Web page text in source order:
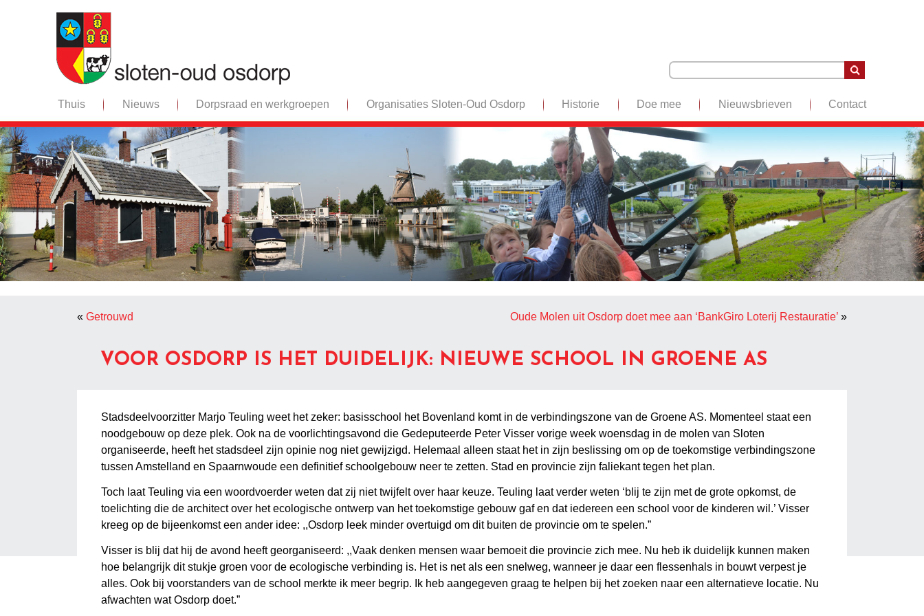
Thuis Nieuws Dorpsraad en werkgroepen Organisaties Sloten-Oud Osdorp Historie Doe mee Nieuwsbrieven Contact
« Getrouwd Oude Molen uit Osdorp doet mee aan ‘BankGiro Loterij Restauratie’ »
VOOR OSDORP IS HET DUIDELIJK: NIEUWE SCHOOL IN GROENE AS
Stadsdeelvoorzitter Marjo Teuling weet het zeker: basisschool het Bovenland komt in de verbindingszone van de Groene AS. Momenteel staat een
noodgebouw op deze plek. Ook na de voorlichtingsavond die Gedeputeerde Peter Visser vorige week woensdag in de molen van Sloten
organiseerde, heeft het stadsdeel zijn opinie nog niet gewijzigd. Helemaal alleen staat het in zijn beslissing om op de toekomstige verbindingszone
tussen Amstelland en Spaarnwoude een definitief schoolgebouw neer te zetten. Stad en provincie zijn faliekant tegen het plan.
Toch laat Teuling via een woordvoerder weten dat zij niet twijfelt over haar keuze. Teuling laat verder weten ‘blij te zijn met de grote opkomst, de
toelichting die de architect over het ecologische ontwerp van het toekomstige gebouw gaf en dat iedereen een school voor de kinderen wil.’ Visser
kreeg op de bijeenkomst een ander idee: ,,Osdorp leek minder overtuigd om dit buiten de provincie om te spelen.”
Visser is blij dat hij de avond heeft georganiseerd: ,,Vaak denken mensen waar bemoeit die provincie zich mee. Nu heb ik duidelijk kunnen maken
hoe belangrijk dit stukje groen voor de ecologische verbinding is. Het is net als een snelweg, wanneer je daar een flessenhals in bouwt verpest je
alles. Ook bij voorstanders van de school merkte ik meer begrip. Ik heb aangegeven graag te helpen bij het zoeken naar een alternatieve locatie. Nu
afwachten wat Osdorp doet.”